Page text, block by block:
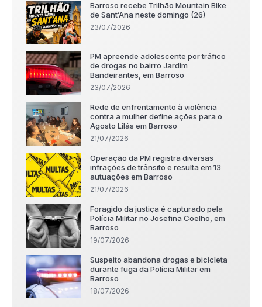
Barroso recebe Trilhão Mountain Bike
de Sant’Ana neste domingo (26)
23/07/2026
PM apreende adolescente por tráfico
de drogas no bairro Jardim
Bandeirantes, em Barroso
23/07/2026
Rede de enfrentamento à violência
contra a mulher define ações para o
Agosto Lilás em Barroso
21/07/2026
Operação da PM registra diversas
infrações de trânsito e resulta em 13
autuações em Barroso
21/07/2026
Foragido da justiça é capturado pela
Polícia Militar no Josefina Coelho, em
Barroso
19/07/2026
Suspeito abandona drogas e bicicleta
durante fuga da Polícia Militar em
Barroso
18/07/2026